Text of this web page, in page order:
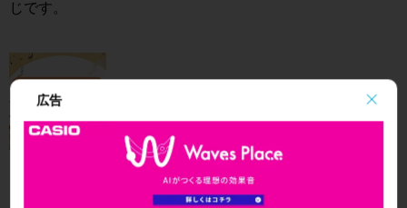
広告
じです。
8. レラティブとパラレル
DTM制作における音階理論の基礎となるレラティブキー
とパラレルキーの関係を学べます。レラティブキー（平